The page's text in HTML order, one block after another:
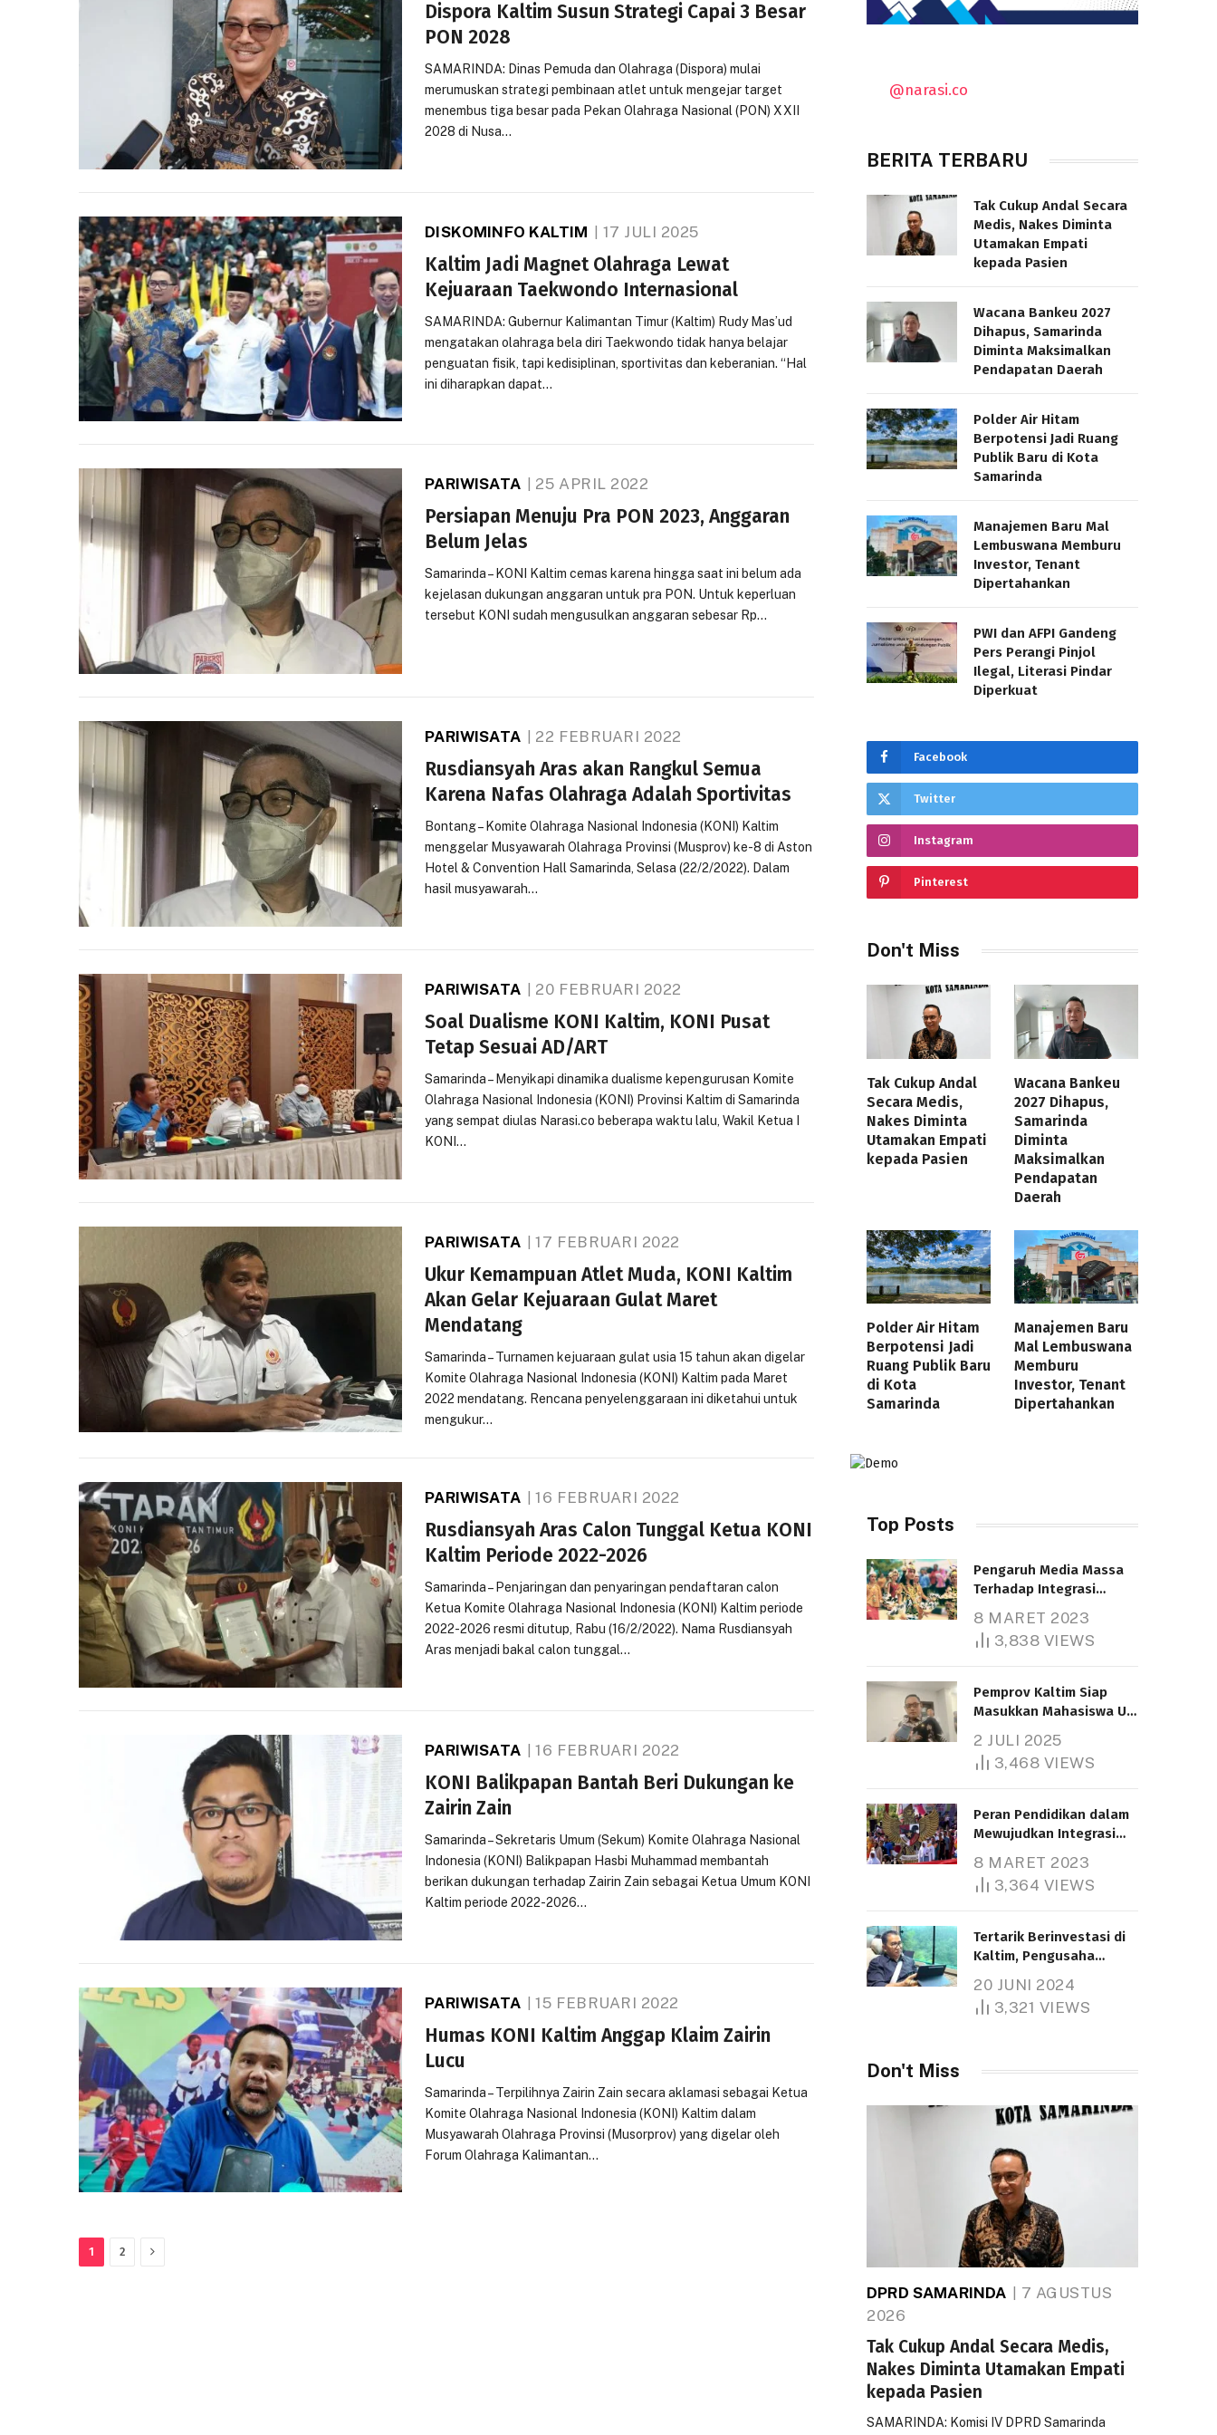
Dispora Kaltim Susun Strategi Capai 3 Besar
PON 2028
SAMARINDA: Dinas Pemuda dan Olahraga (Dispora) mulai
merumuskan strategi pembinaan atlet untuk mengejar target
menembus tiga besar pada Pekan Olahraga Nasional (PON) XXII
2028 di Nusa…
DISKOMINFO KALTIM 17 JULI 2025
Kaltim Jadi Magnet Olahraga Lewat
Kejuaraan Taekwondo Internasional
SAMARINDA: Gubernur Kalimantan Timur (Kaltim) Rudy Mas’ud
mengatakan olahraga bela diri Taekwondo tidak hanya belajar
penguatan fisik, tapi kedisiplinan, sportivitas dan keberanian. “Hal
ini diharapkan dapat…
PARIWISATA 25 APRIL 2022
Persiapan Menuju Pra PON 2023, Anggaran
Belum Jelas
Samarinda – KONI Kaltim cemas karena hingga saat ini belum ada
kejelasan dukungan anggaran untuk pra PON. Untuk keperluan
tersebut KONI sudah mengusulkan anggaran sebesar Rp…
PARIWISATA 22 FEBRUARI 2022
Rusdiansyah Aras akan Rangkul Semua
Karena Nafas Olahraga Adalah Sportivitas
Bontang – Komite Olahraga Nasional Indonesia (KONI) Kaltim
menggelar Musyawarah Olahraga Provinsi (Musprov) ke-8 di Aston
Hotel & Convention Hall Samarinda, Selasa (22/2/2022). Dalam
hasil musyawarah…
PARIWISATA 20 FEBRUARI 2022
Soal Dualisme KONI Kaltim, KONI Pusat
Tetap Sesuai AD/ART
Samarinda – Menyikapi dinamika dualisme kepengurusan Komite
Olahraga Nasional Indonesia (KONI) Provinsi Kaltim di Samarinda
yang sempat diulas Narasi.co beberapa waktu lalu, Wakil Ketua I
KONI…
PARIWISATA 17 FEBRUARI 2022
Ukur Kemampuan Atlet Muda, KONI Kaltim
Akan Gelar Kejuaraan Gulat Maret
Mendatang
Samarinda – Turnamen kejuaraan gulat usia 15 tahun akan digelar
Komite Olahraga Nasional Indonesia (KONI) Kaltim pada Maret
2022 mendatang. Rencana penyelenggaraan ini diketahui untuk
mengukur…
PARIWISATA 16 FEBRUARI 2022
Rusdiansyah Aras Calon Tunggal Ketua KONI
Kaltim Periode 2022-2026
Samarinda – Penjaringan dan penyaringan pendaftaran calon
Ketua Komite Olahraga Nasional Indonesia (KONI) Kaltim periode
2022-2026 resmi ditutup, Rabu (16/2/2022). Nama Rusdiansyah
Aras menjadi bakal calon tunggal…
PARIWISATA 16 FEBRUARI 2022
KONI Balikpapan Bantah Beri Dukungan ke
Zairin Zain
Samarinda – Sekretaris Umum (Sekum) Komite Olahraga Nasional
Indonesia (KONI) Balikpapan Hasbi Muhammad membantah
berikan dukungan terhadap Zairin Zain sebagai Ketua Umum KONI
Kaltim periode 2022-2026…
PARIWISATA 15 FEBRUARI 2022
Humas KONI Kaltim Anggap Klaim Zairin
Lucu
Samarinda – Terpilihnya Zairin Zain secara aklamasi sebagai Ketua
Komite Olahraga Nasional Indonesia (KONI) Kaltim dalam
Musyawarah Olahraga Provinsi (Musorprov) yang digelar oleh
Forum Olahraga Kalimantan…
1 2 Next
@narasi.co
BERITA TERBARU
Tak Cukup Andal Secara
Medis, Nakes Diminta
Utamakan Empati
kepada Pasien
Wacana Bankeu 2027
Dihapus, Samarinda
Diminta Maksimalkan
Pendapatan Daerah
Polder Air Hitam
Berpotensi Jadi Ruang
Publik Baru di Kota
Samarinda
Manajemen Baru Mal
Lembuswana Memburu
Investor, Tenant
Dipertahankan
PWI dan AFPI Gandeng
Pers Perangi Pinjol
Ilegal, Literasi Pindar
Diperkuat
Facebook
Twitter
Instagram
Pinterest
Don't Miss
Tak Cukup Andal
Secara Medis,
Nakes Diminta
Utamakan Empati
kepada Pasien
Wacana Bankeu
2027 Dihapus,
Samarinda
Diminta
Maksimalkan
Pendapatan
Daerah
Polder Air Hitam
Berpotensi Jadi
Ruang Publik Baru
di Kota
Samarinda
Manajemen Baru
Mal Lembuswana
Memburu
Investor, Tenant
Dipertahankan
Top Posts
Pengaruh Media Massa
Terhadap Integrasi
8 MARET 2023
3,838 VIEWS
Pemprov Kaltim Siap
Masukkan Mahasiswa UT
Bantuan Pendidikan
Gratispol
2 JULI 2025
3,468 VIEWS
Peran Pendidikan dalam
Mewujudkan Integrasi
8 MARET 2023
3,364 VIEWS
Tertarik Berinvestasi di
Kaltim, Pengusaha
1.000 Hektare
20 JUNI 2024
3,321 VIEWS
Don't Miss
DPRD SAMARINDA
7 AGUSTUS
2026
Tak Cukup Andal Secara Medis,
Nakes Diminta Utamakan Empati
kepada Pasien
SAMARINDA: Komisi IV DPRD Samarinda